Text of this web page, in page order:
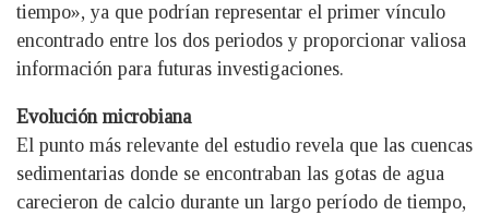
tiempo», ya que podrían representar el primer vínculo
encontrado entre los dos periodos y proporcionar valiosa
información para futuras investigaciones.
Evolución microbiana
El punto más relevante del estudio revela que las cuencas
sedimentarias donde se encontraban las gotas de agua
carecieron de calcio durante un largo período de tiempo,